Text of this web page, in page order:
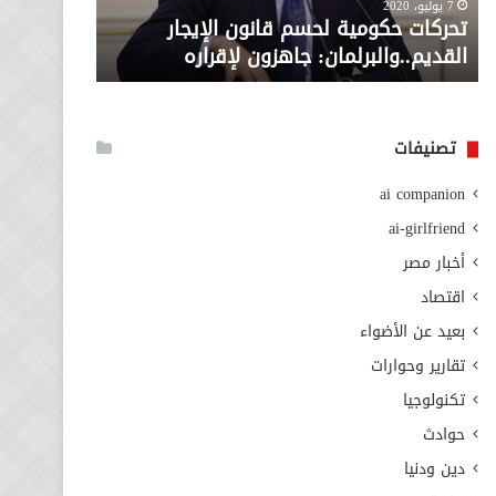
لإقراره
7 يوليو، 2020
تحركات حكومية لحسم قانون الإيجار
القديم..والبرلمان: جاهزون لإقراره
من
وزارة
الاجتماعي
تصنيفات
ai companion
ai-girlfriend
أخبار مصر
اقتصاد
بعيد عن الأضواء
تقارير وحوارات
تكنولوجيا
حوادث
دين ودنيا